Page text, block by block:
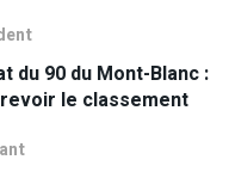
du 90 du Mont-Blanc :
le classement